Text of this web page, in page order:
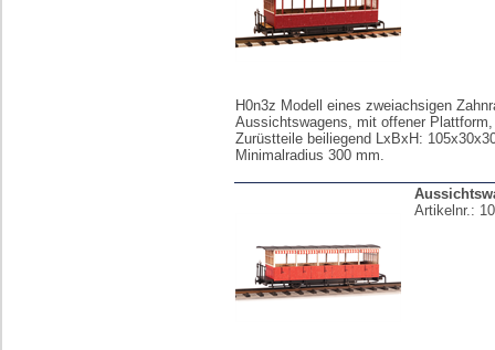
H0n3z Modell eines zweiachsigen
Aussichtswagens, mit offener Plattform,
Zurüstteile beiliegend LxBxH:
Minimalradius 300 mm.
Artikelnr.: